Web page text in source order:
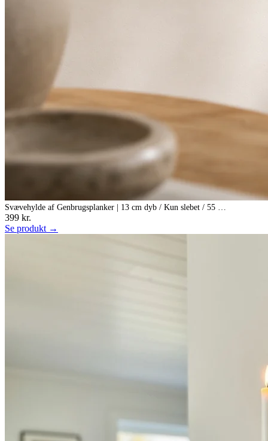
Svævehylde af Genbrugsplanker | 13 cm dyb / Kun slebet / 55 …
399 kr.
Se produkt →